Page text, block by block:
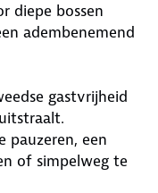
diepe bossen
adembenemend
gastvrijheid
pauzeren, een
of simpelweg te